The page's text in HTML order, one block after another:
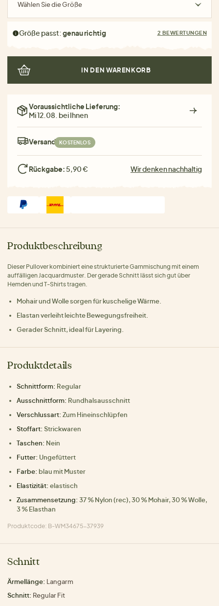
Wählen Sie die Größe
Größe passt:genau richtig 2 BEWERTUNGEN
IN DEN WARENKORB
Voraussichtliche Lieferung:
Mi 12.08. bei Ihnen
Versand: KOSTENLOS
Rückgabe: 5,90 € Wir denken nachhaltig
Produktbeschreibung
Dieser Pullover kombiniert eine strukturierte Garnmischung mit einem
auffälligen Jacquardmuster. Der gerade Schnitt lässt sich gut über
Hemden und T-Shirts tragen.
Mohair und Wolle sorgen für kuschelige Wärme.
Elastan verleiht leichte Bewegungsfreiheit.
Gerader Schnitt, ideal für Layering.
Produktdetails
Schnittform: Regular
Ausschnittform: Rundhalsausschnitt
Verschlussart: Zum Hineinschlüpfen
Stoffart: Strickwaren
Taschen: Nein
Futter: Ungefüttert
Farbe: blau mit Muster
Elastizität: elastisch
Zusammensetzung: 37 % Nylon (rec), 30 % Mohair, 30 % Wolle,
3 % Elasthan
Produktcode: B-WM34675-37939
Schnitt
Ärmellänge: Langarm
Schnitt: Regular Fit